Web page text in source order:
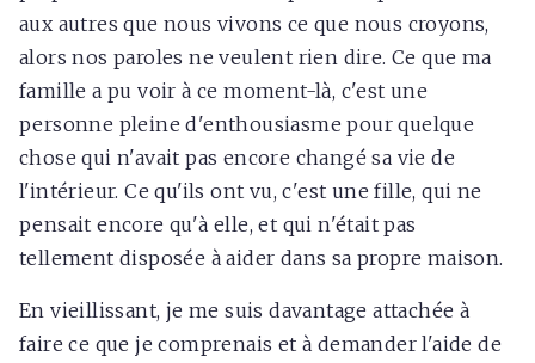
aux autres que nous vivons ce que nous croyons,
alors nos paroles ne veulent rien dire. Ce que ma
famille a pu voir à ce moment-là, c'est une
personne pleine d'enthousiasme pour quelque
chose qui n'avait pas encore changé sa vie de
l'intérieur. Ce qu'ils ont vu, c'est une fille, qui ne
pensait encore qu'à elle, et qui n'était pas
tellement disposée à aider dans sa propre maison.
En vieillissant, je me suis davantage attachée à
faire ce que je comprenais et à demander l'aide de